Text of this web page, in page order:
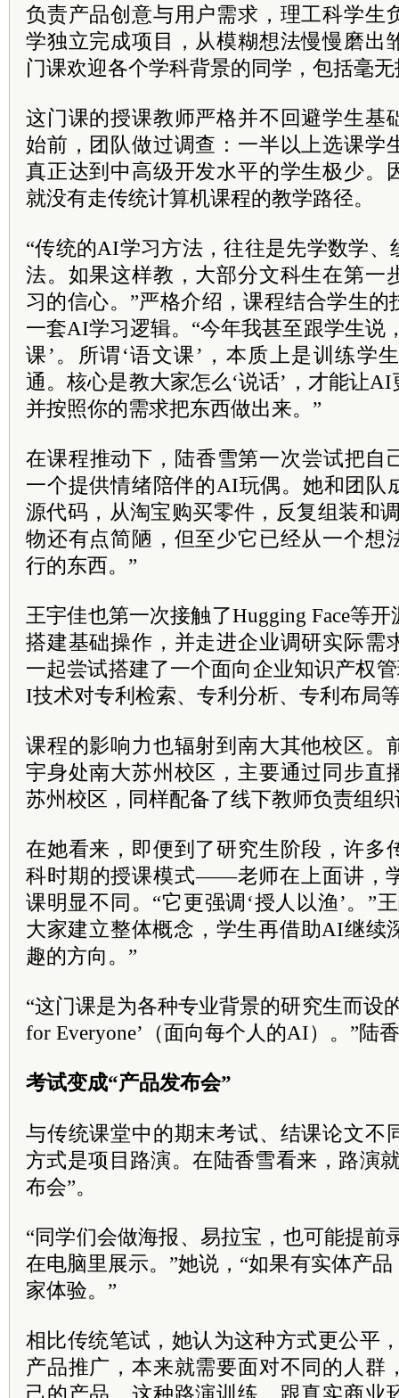
负责产品创意与用户需求，理工科学生
学独立完成项目，从模糊想法慢慢磨出
门课欢迎各个学科背景的同学，包括毫
这门课的授课教师严格并不回避学生基
始前，团队做过调查：一半以上选课学
真正达到中高级开发水平的学生极少。
就没有走传统计算机课程的教学路径。
“传统的AI学习方法，往往是先学数学、
法。如果这样教，大部分文科生在第一
习的信心。”严格介绍，课程结合学生
一套AI学习逻辑。“今年我甚至跟学生说
课’。所谓‘语文课’，本质上是训练学
通。核心是教大家怎么‘说话’，才能让
并按照你的需求把东西做出来。”
在课程推动下，陆香雪第一次尝试把
一个提供情绪陪伴的AI玩偶。她和团队
源代码，从淘宝购买零件，反复组装和
物还有点简陋，但至少它已经从一个想
行的东西。”
王宇佳也第一次接触了Hugging Face等
搭建基础操作，并走进企业调研实际需
一起尝试搭建了一个面向企业知识产权
I技术对专利检索、专利分析、专利布局
课程的影响力也辐射到南大其他校区。
宇身处南大苏州校区，主要通过同步直
苏州校区，同样配备了线下教师负责组
在她看来，即便到了研究生阶段，许多
科时期的授课模式——老师在上面讲，
课明显不同。“它更强调‘授人以渔’。”
大家建立整体概念，学生再借助AI继续
趣的方向。”
“这门课是为各种专业背景的研究生而设
for Everyone’（面向每个人的AI）。”陆
考试变成“产品发布会”
与传统课堂中的期末考试、结课论文不
方式是项目路演。在陆香雪看来，路演
布会”。
“同学们会做海报、易拉宝，也可能提前
在电脑里展示。”她说，“如果有实体产
家体验。”
相比传统笔试，她认为这种方式更公平
产品推广，本来就需要面对不同的人群